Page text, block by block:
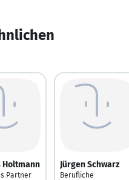
Holtmann
Partner
Jürgen Schwarz
Berufliche